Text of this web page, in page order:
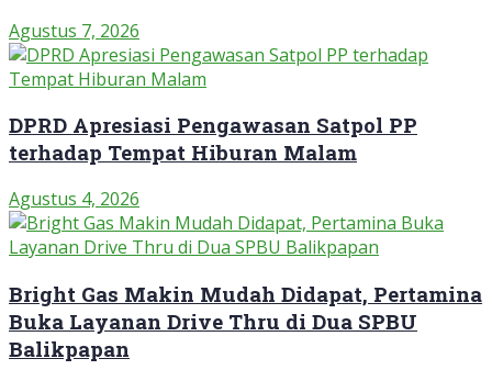
Agustus 7, 2026
DPRD Apresiasi Pengawasan Satpol PP
terhadap Tempat Hiburan Malam
Agustus 4, 2026
Bright Gas Makin Mudah Didapat, Pertamina
Buka Layanan Drive Thru di Dua SPBU
Balikpapan